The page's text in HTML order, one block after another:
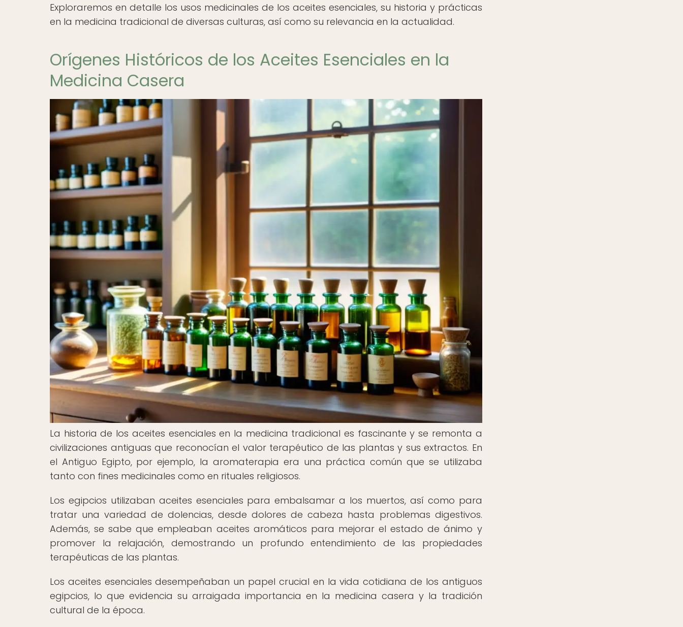
Exploraremos en detalle los usos medicinales de los aceites esenciales, su historia y prácticas
en la medicina tradicional de diversas culturas, así como su relevancia en la actualidad.
Orígenes Históricos de los Aceites Esenciales en la
Medicina Casera
La historia de los aceites esenciales en la medicina tradicional es fascinante y se remonta a
civilizaciones antiguas que reconocían el valor terapéutico de las plantas y sus extractos. En
el Antiguo Egipto, por ejemplo, la aromaterapia era una práctica común que se utilizaba
tanto con fines medicinales como en rituales religiosos.
Los egipcios utilizaban aceites esenciales para embalsamar a los muertos, así como para
tratar una variedad de dolencias, desde dolores de cabeza hasta problemas digestivos.
Además, se sabe que empleaban aceites aromáticos para mejorar el estado de ánimo y
promover la relajación, demostrando un profundo entendimiento de las propiedades
terapéuticas de las plantas.
Los aceites esenciales desempeñaban un papel crucial en la vida cotidiana de los antiguos
egipcios, lo que evidencia su arraigada importancia en la medicina casera y la tradición
cultural de la época.